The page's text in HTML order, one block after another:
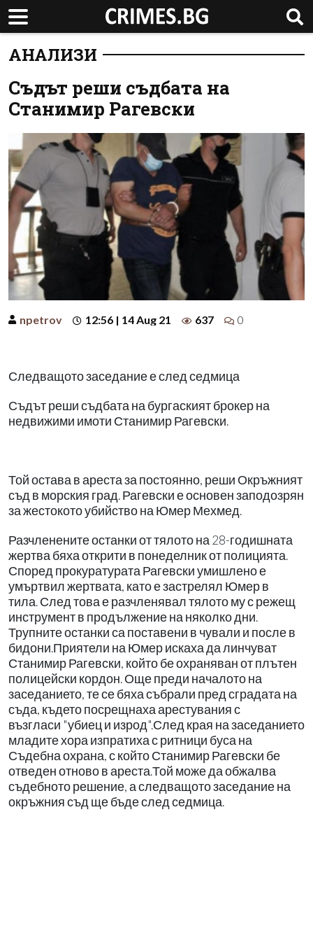
АНАЛИЗИ
Съдът реши съдбата на
Станимир Рагевски
npetrov 12:56 | 14 Aug 21 637 0
Следващото заседание е след седмица
Съдът реши съдбата на бургаският брокер на
недвижими имоти Станимир Рагевски.
Той остава в ареста за постоянно, реши Окръжният
съд в морския град. Рагевски е основен заподозрян
за жестокото убийство на Юмер Мехмед.
Разчленените останки от тялото на 28-годишната
жертва бяха открити в понеделник от полицията.
Според прокуратурата Рагевски умишлено е
умъртвил жертвата, като е застрелял Юмер в
тила. След това е разчленявал тялото му с режещ
инструмент в продължение на няколко дни.
Трупните останки са поставени в чували и после в
бидони.Приятели на Юмер искаха да линчуват
Станимир Рагевски, който бе охраняван от плътен
полицейски кордон. Още преди началото на
заседанието, те се бяха събрали пред сградата на
съда, където посрещнаха арестувания с
възгласи "убиец и изрод".След края на заседанието
младите хора изпратиха с ритници буса на
Съдебна охрана, с който Станимир Рагевски бе
отведен отново в ареста.Той може да обжалва
съдебното решение, а следващото заседание на
окръжния съд ще бъде след седмица.